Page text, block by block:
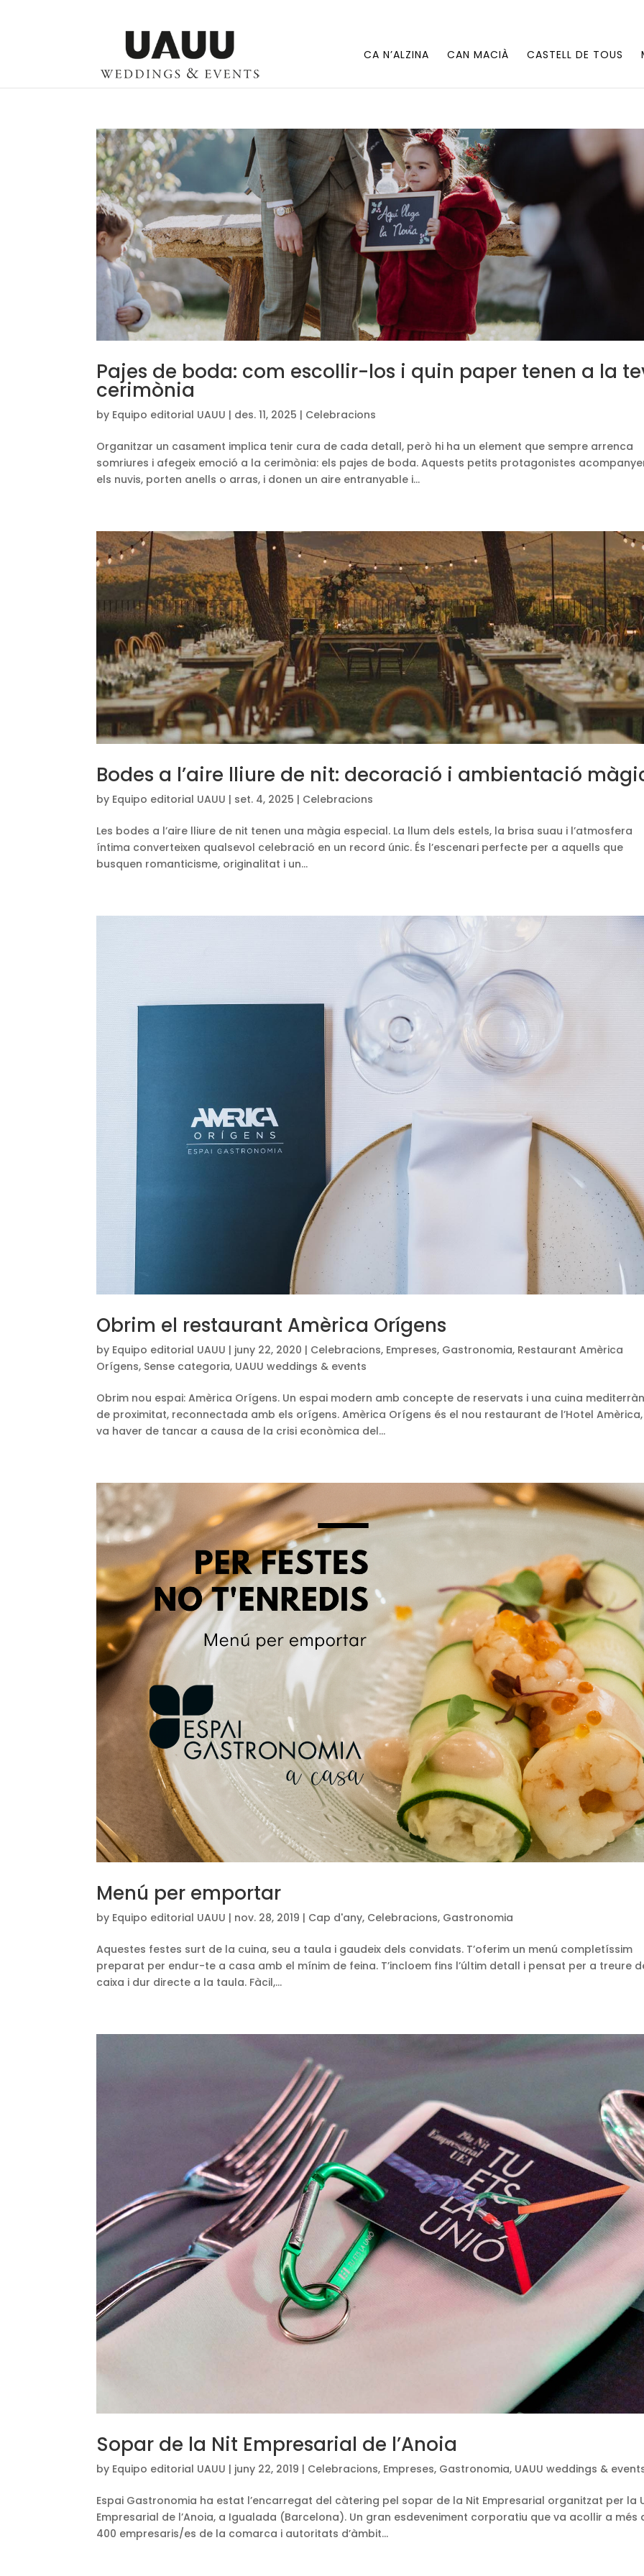
CA N’ALZINA CAN MACIÀ CASTELL DE TOUS
Pajes de boda: com escollir-los i quin paper tenen a la
cerimònia
by Equipo editorial UAUU | des. 11, 2025 | Celebracions
Organitzar un casament implica tenir cura de cada detall, però hi ha un element que sempre arrenca
somriures i afegeix emoció a la cerimònia: els pajes de boda. Aquests petits protagonistes
els nuvis, porten anells o arras, i donen un aire entranyable i...
Bodes a l’aire lliure de nit: decoració i ambientació
by Equipo editorial UAUU | set. 4, 2025 | Celebracions
Les bodes a l’aire lliure de nit tenen una màgia especial. La llum dels estels, la brisa suau i l’atmosfera
íntima converteixen qualsevol celebració en un record únic. És l’escenari perfecte per a aquells que
busquen romanticisme, originalitat i un...
Obrim el restaurant Amèrica Orígens
by Equipo editorial UAUU | juny 22, 2020 | Celebracions, Empreses, Gastronomia, Restaurant Amèrica
Orígens, Sense categoria, UAUU weddings & events
Obrim nou espai: Amèrica Orígens. Un espai modern amb concepte de reservats i una cuina
de proximitat, reconnectada amb els orígens. Amèrica Orígens és el nou restaurant de l’Hotel
va haver de tancar a causa de la crisi econòmica del...
Menú per emportar
by Equipo editorial UAUU | nov. 28, 2019 | Cap d'any, Celebracions, Gastronomia
Aquestes festes surt de la cuina, seu a taula i gaudeix dels convidats. T’oferim un menú completíssim
preparat per endur-te a casa amb el mínim de feina. T’incloem fins l’últim detall i pensat per a treure
caixa i dur directe a la taula. Fàcil,...
Sopar de la Nit Empresarial de l’Anoia
by Equipo editorial UAUU | juny 22, 2019 | Celebracions, Empreses, Gastronomia, UAUU weddings &
Espai Gastronomia ha estat l’encarregat del càtering pel sopar de la Nit Empresarial organitzat per la
Empresarial de l’Anoia, a Igualada (Barcelona). Un gran esdeveniment corporatiu que va acollir a més
400 empresaris/es de la comarca i autoritats d’àmbit...